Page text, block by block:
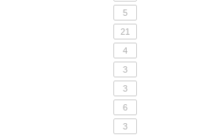
5
21
4
3
3
6
3